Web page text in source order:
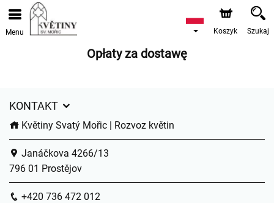
Menu Koszyk Szukaj
Opłaty za dostawę
KONTAKT
Květiny Svatý Mořic | Rozvoz květin
Janáčkova 4266/13
796 01 Prostějov
+420 736 472 012